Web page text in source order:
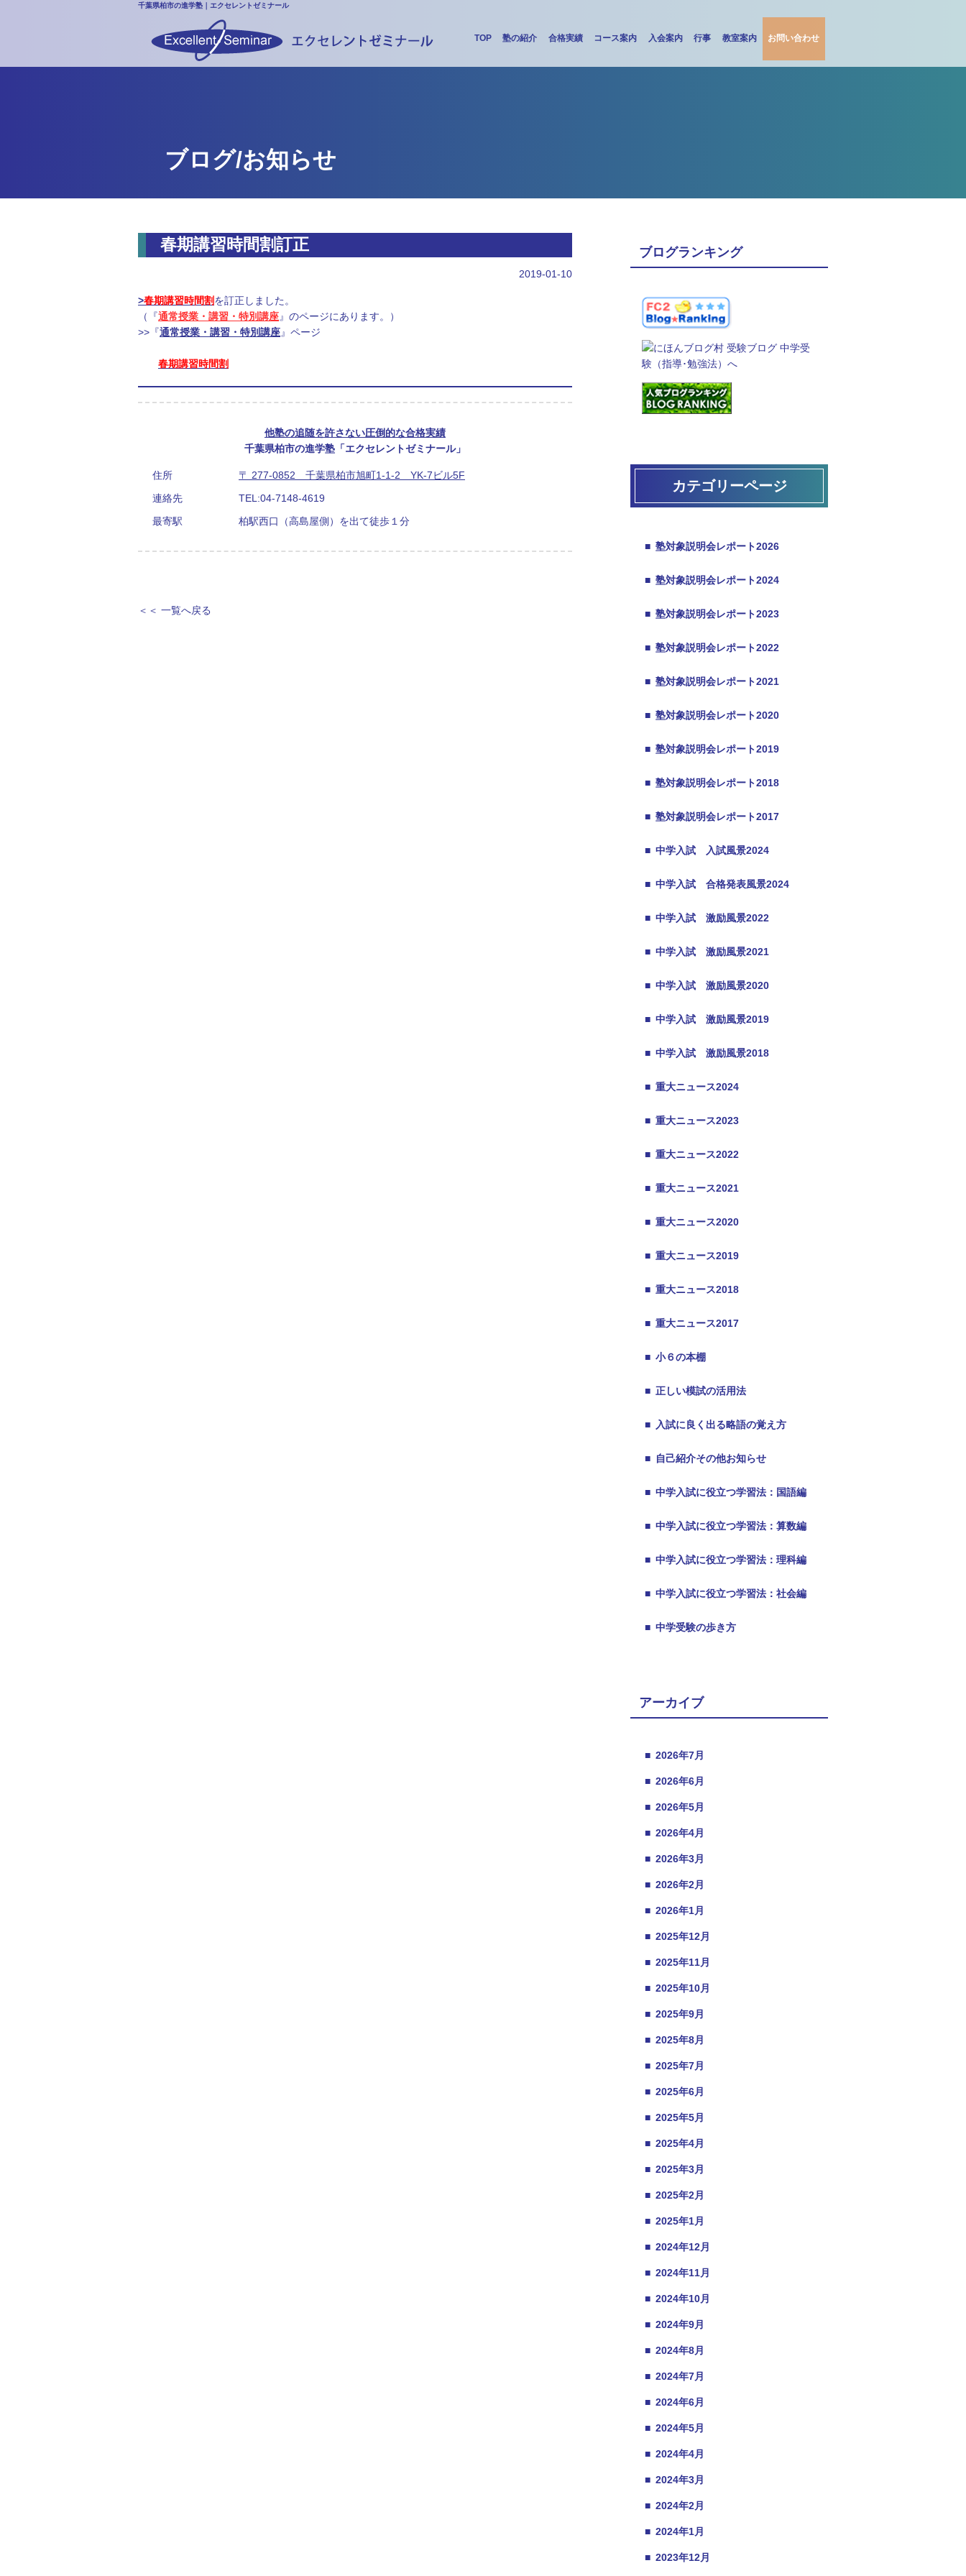
千葉県柏市の進学塾｜エクセレントゼミナール
TOP 塾の紹介 合格実績 コース案内 入会案内 行事 教室案内 お問い合わせ
ブログ/お知らせ
春期講習時間割訂正
2019-01-10
>春期講習時間割を訂正しました。
（『通常授業・講習・特別講座』のページにあります。）
>>『通常授業・講習・特別講座』ページ
春期講習時間割
他塾の追随を許さない圧倒的な合格実績
千葉県柏市の進学塾「エクセレントゼミナール」
住所
〒 277-0852 千葉県柏市旭町1-1-2 YK-7ビル5F
連絡先
TEL:04-7148-4619
最寄駅
柏駅西口（高島屋側）を出て徒歩１分
＜＜ 一覧へ戻る
ブログランキング
カテゴリーページ
■ 塾対象説明会レポート2026
■ 塾対象説明会レポート2024
■ 塾対象説明会レポート2023
■ 塾対象説明会レポート2022
■ 塾対象説明会レポート2021
■ 塾対象説明会レポート2020
■ 塾対象説明会レポート2019
■ 塾対象説明会レポート2018
■ 塾対象説明会レポート2017
■ 中学入試 入試風景2024
■ 中学入試 合格発表風景2024
■ 中学入試 激励風景2022
■ 中学入試 激励風景2021
■ 中学入試 激励風景2020
■ 中学入試 激励風景2019
■ 中学入試 激励風景2018
■ 重大ニュース2024
■ 重大ニュース2023
■ 重大ニュース2022
■ 重大ニュース2021
■ 重大ニュース2020
■ 重大ニュース2019
■ 重大ニュース2018
■ 重大ニュース2017
■ 小６の本棚
■ 正しい模試の活用法
■ 入試に良く出る略語の覚え方
■ 自己紹介その他お知らせ
■ 中学入試に役立つ学習法：国語編
■ 中学入試に役立つ学習法：算数編
■ 中学入試に役立つ学習法：理科編
■ 中学入試に役立つ学習法：社会編
■ 中学受験の歩き方
アーカイブ
■ 2026年7月
■ 2026年6月
■ 2026年5月
■ 2026年4月
■ 2026年3月
■ 2026年2月
■ 2026年1月
■ 2025年12月
■ 2025年11月
■ 2025年10月
■ 2025年9月
■ 2025年8月
■ 2025年7月
■ 2025年6月
■ 2025年5月
■ 2025年4月
■ 2025年3月
■ 2025年2月
■ 2025年1月
■ 2024年12月
■ 2024年11月
■ 2024年10月
■ 2024年9月
■ 2024年8月
■ 2024年7月
■ 2024年6月
■ 2024年5月
■ 2024年4月
■ 2024年3月
■ 2024年2月
■ 2024年1月
■ 2023年12月